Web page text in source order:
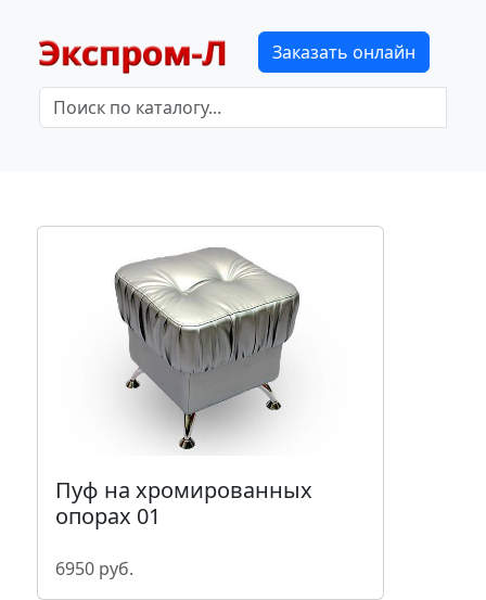
Заказать онлайн
Пуф на хромированных
опорах 01
6950 руб.